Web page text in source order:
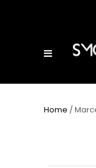
Home /